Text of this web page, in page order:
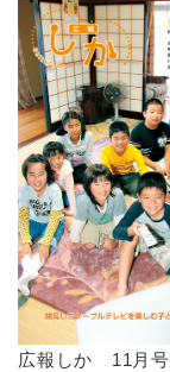
広報しか 11月号